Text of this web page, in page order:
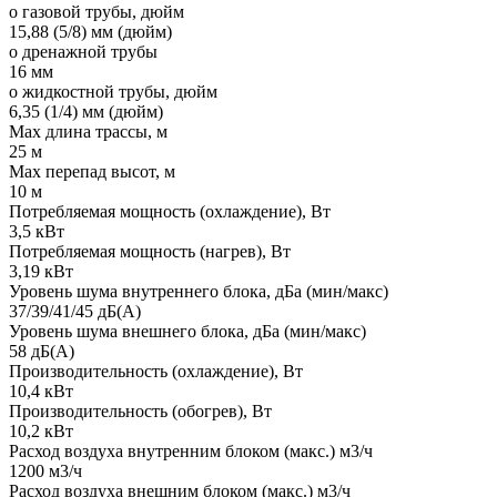
o газовой трубы, дюйм
15,88 (5/8) мм (дюйм)
o дренажной трубы
16 мм
o жидкостной трубы, дюйм
6,35 (1/4) мм (дюйм)
Мах длина трассы, м
25 м
Мах перепад высот, м
10 м
Потребляемая мощность (охлаждение), Вт
3,5 кВт
Потребляемая мощность (нагрев), Вт
3,19 кВт
Уровень шума внутреннего блока, дБа (мин/макс)
37/39/41/45 дБ(А)
Уровень шума внешнего блока, дБа (мин/макс)
58 дБ(А)
Производительность (охлаждение), Вт
10,4 кВт
Производительность (обогрев), Вт
10,2 кВт
Расход воздуха внутренним блоком (макс.) м3/ч
1200 м3/ч
Расход воздуха внешним блоком (макс.) м3/ч